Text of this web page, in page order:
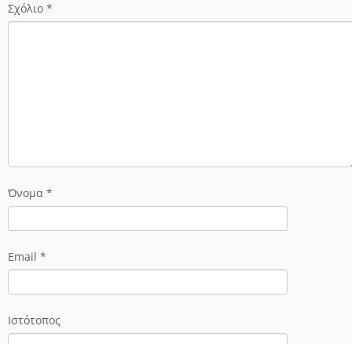
Σχόλιο *
Όνομα *
Email *
Ιστότοπος